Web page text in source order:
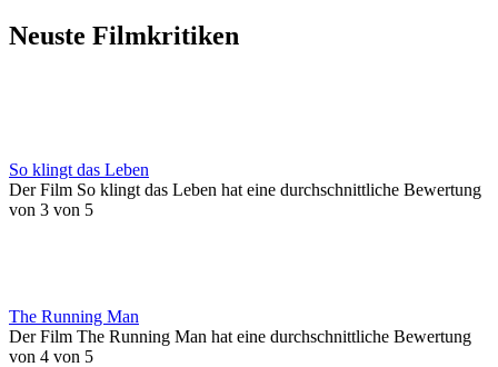
Neuste Filmkritiken
So klingt das Leben
Der Film So klingt das Leben hat eine durchschnittliche Bewertung
von 3 von 5
The Running Man
Der Film The Running Man hat eine durchschnittliche Bewertung
von 4 von 5